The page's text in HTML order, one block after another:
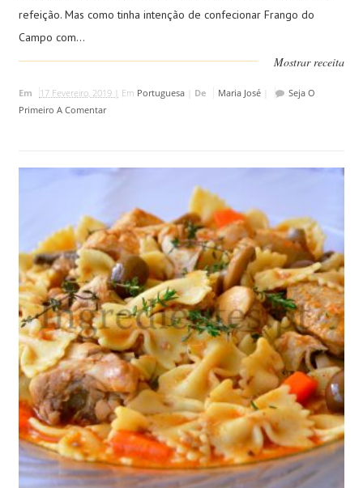
refeição. Mas como tinha intenção de confecionar Frango do
Campo com...
Mostrar receita
Em 17 Fevereiro, 2019 | Em Portuguesa| De Maria José|
Seja O
Primeiro A Comentar